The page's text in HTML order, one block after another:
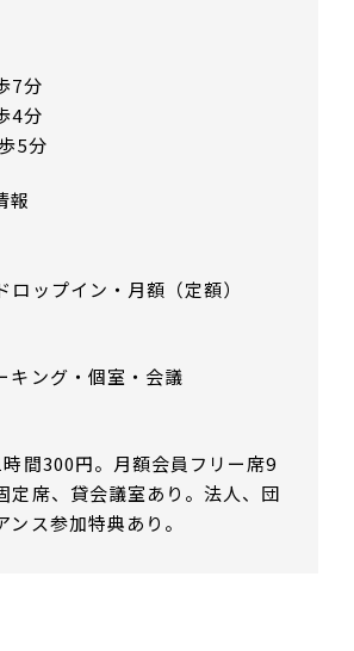
7分
4分
5分
報
ロップイン・月額（定額）
キング・個室・会議
時間300円。月額会員フリー席9
定席、貸会議室あり。法人、団
ス参加特典あり。